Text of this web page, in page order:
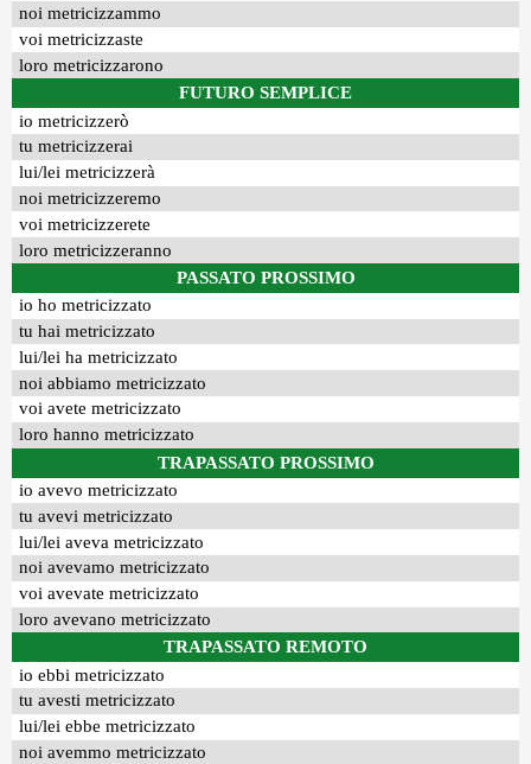
noi metricizzammo
voi metricizzaste
loro metricizzarono
FUTURO SEMPLICE
io metricizzerò
tu metricizzerai
lui/lei metricizzerà
noi metricizzeremo
voi metricizzerete
loro metricizzeranno
PASSATO PROSSIMO
io ho metricizzato
tu hai metricizzato
lui/lei ha metricizzato
noi abbiamo metricizzato
voi avete metricizzato
loro hanno metricizzato
TRAPASSATO PROSSIMO
io avevo metricizzato
tu avevi metricizzato
lui/lei aveva metricizzato
noi avevamo metricizzato
voi avevate metricizzato
loro avevano metricizzato
TRAPASSATO REMOTO
io ebbi metricizzato
tu avesti metricizzato
lui/lei ebbe metricizzato
noi avemmo metricizzato